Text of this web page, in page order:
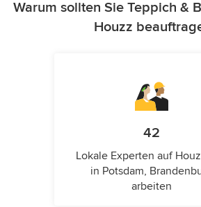
Warum sollten Sie Teppich &
Houzz
42
Lokale Experten auf
in Potsdam,
arbeiten